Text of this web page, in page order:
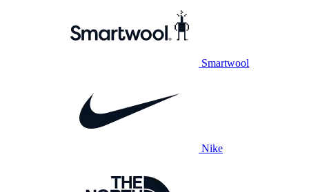
Smartwool
Nike